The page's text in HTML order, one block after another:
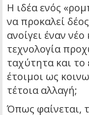
Η ιδέα ενός
να προκαλεί
ανοίγει έναν
τεχνολογία
ταχύτητα και το
έτοιμοι ως
τέτοια αλλαγή;
Όπως φαίνεται,